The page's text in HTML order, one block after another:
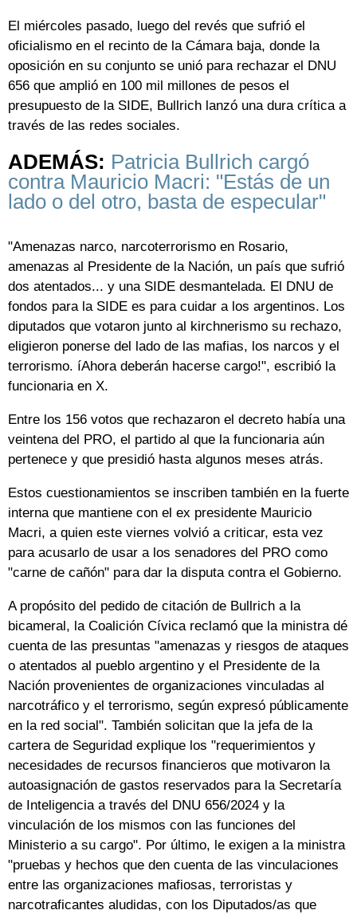
El miércoles pasado, luego del revés que sufrió el
oficialismo en el recinto de la Cámara baja, donde la
oposición en su conjunto se unió para rechazar el DNU
656 que amplió en 100 mil millones de pesos el
presupuesto de la SIDE, Bullrich lanzó una dura crítica a
través de las redes sociales.
ADEMÁS: Patricia Bullrich cargó
contra Mauricio Macri: "Estás de un
lado o del otro, basta de especular"
"Amenazas narco, narcoterrorismo en Rosario,
amenazas al Presidente de la Nación, un país que sufrió
dos atentados... y una SIDE desmantelada. El DNU de
fondos para la SIDE es para cuidar a los argentinos. Los
diputados que votaron junto al kirchnerismo su rechazo,
eligieron ponerse del lado de las mafias, los narcos y el
terrorismo. íAhora deberán hacerse cargo!", escribió la
funcionaria en X.
Entre los 156 votos que rechazaron el decreto había una
veintena del PRO, el partido al que la funcionaria aún
pertenece y que presidió hasta algunos meses atrás.
Estos cuestionamientos se inscriben también en la fuerte
interna que mantiene con el ex presidente Mauricio
Macri, a quien este viernes volvió a criticar, esta vez
para acusarlo de usar a los senadores del PRO como
"carne de cañón" para dar la disputa contra el Gobierno.
A propósito del pedido de citación de Bullrich a la
bicameral, la Coalición Cívica reclamó que la ministra dé
cuenta de las presuntas "amenazas y riesgos de ataques
o atentados al pueblo argentino y el Presidente de la
Nación provenientes de organizaciones vinculadas al
narcotráfico y el terrorismo, según expresó públicamente
en la red social". También solicitan que la jefa de la
cartera de Seguridad explique los "requerimientos y
necesidades de recursos financieros que motivaron la
autoasignación de gastos reservados para la Secretaría
de Inteligencia a través del DNU 656/2024 y la
vinculación de los mismos con las funciones del
Ministerio a su cargo". Por último, le exigen a la ministra
"pruebas y hechos que den cuenta de las vinculaciones
entre las organizaciones mafiosas, terroristas y
narcotraficantes aludidas, con los Diputados/as que